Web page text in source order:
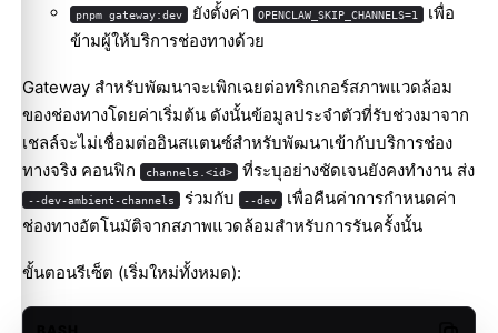
pnpm gateway:dev ยังตั้งค่า OPENCLAW_SKIP_CHANNELS=1
เพื่อ
ข้ามผู้ให้บริการช่องทางด้วย
Gateway สำหรับพัฒนาจะเพิกเฉยต่อทริกเกอร์สภาพแวดล้อม
ของช่องทางโดยค่าเริ่มต้น ดังนั้นข้อมูลประจำตัวที่รับช่วงมาจาก
เชลล์จะไม่เชื่อมต่ออินสแตนซ์สำหรับพัฒนาเข้ากับบริการช่อง
ทางจริง คอนฟิก
channels.<id> ที่ระบุอย่างชัดเจนยังคงทำงาน ส่ง
--dev-ambient-channels ร่วมกับ --dev
เพื่อคืนค่าการกำหนดค่า
ช่องทางอัตโนมัติจากสภาพแวดล้อมสำหรับการรันครั้งนั้น
ขั้นตอนรีเซ็ต (เริ่มใหม่ทั้งหมด):